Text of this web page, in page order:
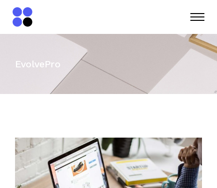
EvolvePro